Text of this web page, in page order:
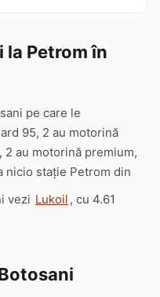
la Petrom în
pe care le
95, 2 au motorină
2 au motorină premium,
nicio stație Petrom din
vezi Lukoil , cu 4.61